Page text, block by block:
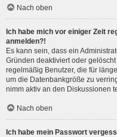
Nach oben
Ich habe mich vor einiger Zeit
anmelden?!
Es kann sein, dass ein
Gründen deaktiviert oder
regelmäßig Benutzer, die für
um die Datenbankgröße zu
nimm aktiv an den Diskussionen
Nach oben
Ich habe mein Passwort